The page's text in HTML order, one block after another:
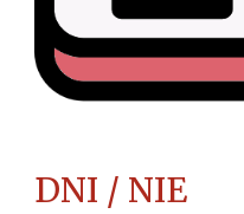
DNI / NIE